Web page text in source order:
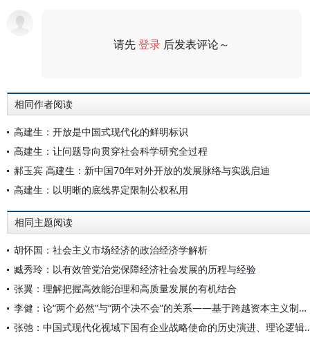
请先登录 后发表评论～
相同作者阅读
高建生：开放是中国式现代化的鲜明标识
高建生：让问题导向贯穿社会科学研究全过程
郝玉宾 高建生：新中国70年对外开放的发展脉络与实践启迪
高建生：以明晰的底线界定限制公权私用
相同主题阅读
胡怀国：社会主义市场经济的政治经济学解析
臧秀玲：以有效管党治党保障经济社会发展的历程与经验
张翼：理解把握高效能治理和高质量发展的有机结合
李健：论“两个必然”与“两个决不会”的关系——基于跨越资本主义制度“卡夫丁峡谷”设想的反思
张弛：中国式现代化视域下国有